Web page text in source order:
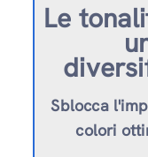
Le
Sblocca
colori